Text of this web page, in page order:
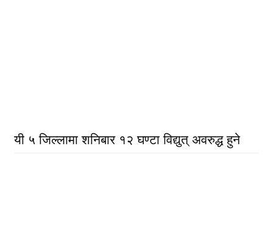
यी ५ जिल्लामा शनिबार १२ घण्टा विद्युत् अवरुद्ध हुने